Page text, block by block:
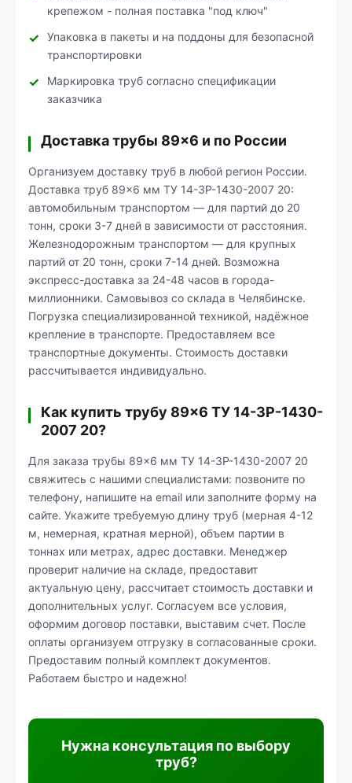
крепежом - полная поставка "под ключ"
Упаковка в пакеты и на поддоны для безопасной
транспортировки
Маркировка труб согласно спецификации
заказчика
Доставка трубы 89×6 и по России
Организуем доставку труб в любой регион России.
Доставка труб 89×6 мм ТУ 14-3Р-1430-2007 20:
автомобильным транспортом — для партий до 20
тонн, сроки 3-7 дней в зависимости от расстояния.
Железнодорожным транспортом — для крупных
партий от 20 тонн, сроки 7-14 дней. Возможна
экспресс-доставка за 24-48 часов в города-
миллионники. Самовывоз со склада в Челябинске.
Погрузка специализированной техникой, надёжное
крепление в транспорте. Предоставляем все
транспортные документы. Стоимость доставки
рассчитывается индивидуально.
Как купить трубу 89×6 ТУ 14-3Р-1430-
2007 20?
Для заказа трубы 89×6 мм ТУ 14-3Р-1430-2007 20
свяжитесь с нашими специалистами: позвоните по
телефону, напишите на email или заполните форму на
сайте. Укажите требуемую длину труб (мерная 4-12
м, немерная, кратная мерной), объем партии в
тоннах или метрах, адрес доставки. Менеджер
проверит наличие на складе, предоставит
актуальную цену, рассчитает стоимость доставки и
дополнительных услуг. Согласуем все условия,
оформим договор поставки, выставим счет. После
оплаты организуем отгрузку в согласованные сроки.
Предоставим полный комплект документов.
Работаем быстро и надежно!
Нужна консультация по выбору
труб?